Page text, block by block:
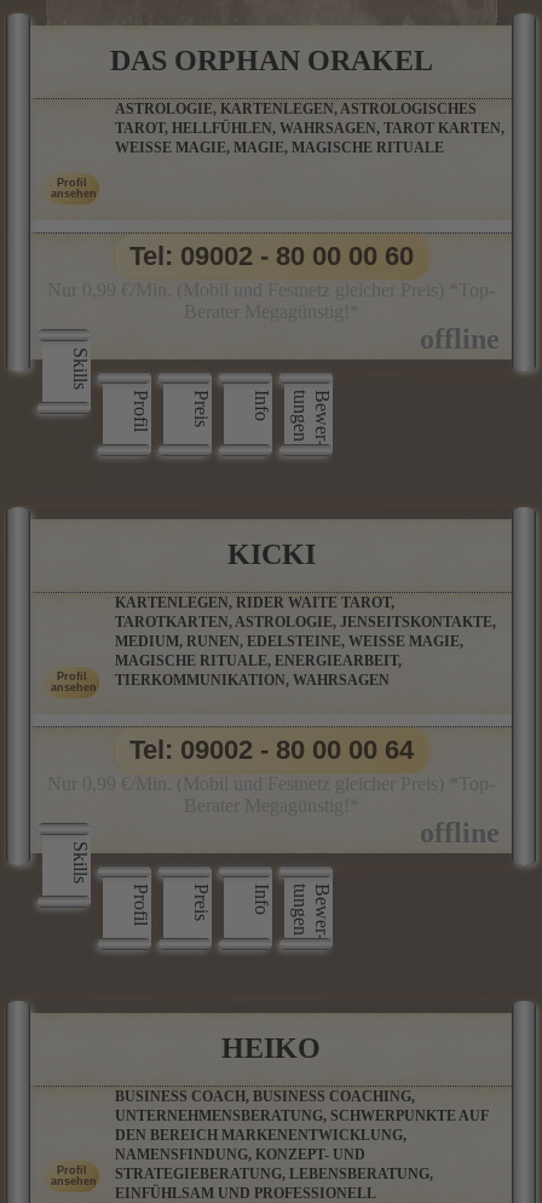
DAS ORPHAN ORAKEL
ASTROLOGIE, KARTENLEGEN, ASTROLOGISCHES
TAROT, HELLFÜHLEN, WAHRSAGEN, TAROT KARTEN,
WEISSE MAGIE, MAGIE, MAGISCHE RITUALE
Skills
Profil
Preis Info B
e
w
e
r
­
t
u
n
g
e
n
Tel: 09002 - 80 00 00 60
KICKI
KARTENLEGEN, RIDER WAITE TAROT,
TAROTKARTEN, ASTROLOGIE, JENSEITSKONTAKTE,
MEDIUM, RUNEN, EDELSTEINE, WEISSE MAGIE,
MAGISCHE RITUALE, ENERGIEARBEIT,
TIERKOMMUNIKATION, WAHRSAGEN
Skills
Profil
Preis Info B
e
w
e
r
­
t
u
n
g
e
n
Tel: 09002 - 80 00 00 64
HEIKO
BUSINESS COACH, BUSINESS COACHING,
UNTERNEHMENSBERATUNG, SCHWERPUNKTE AUF
DEN BEREICH MARKENENTWICKLUNG,
NAMENSFINDUNG, KONZEPT- UND
STRATEGIEBERATUNG, LEBENSBERATUNG,
EINFÜHLSAM UND PROFESSIONELL